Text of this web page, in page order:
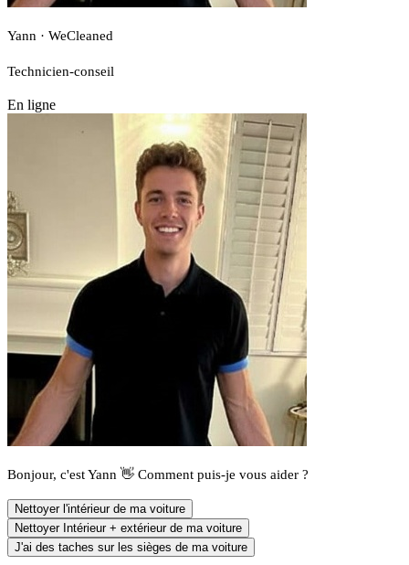
Yann · WeCleaned
Technicien-conseil
En ligne
Bonjour, c'est Yann 👋 Comment puis-je vous aider ?
Nettoyer l'intérieur de ma voiture
Nettoyer Intérieur + extérieur de ma voiture
J'ai des taches sur les sièges de ma voiture